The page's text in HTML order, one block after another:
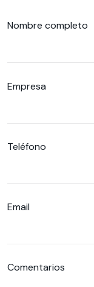
Nombre completo
Empresa
Teléfono
Email
Comentarios